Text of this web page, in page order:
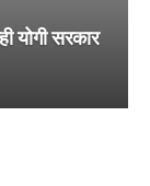
योगी सरकार